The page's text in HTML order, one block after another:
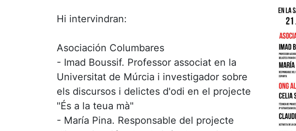
Hi intervindran:
Asociación Columbares
- Imad Boussif. Professor associat en la
Universitat de Múrcia i investigador sobre
els discursos i delictes d'odi en el projecte
"És a la teua mà"
- María Pina. Responsable del projecte